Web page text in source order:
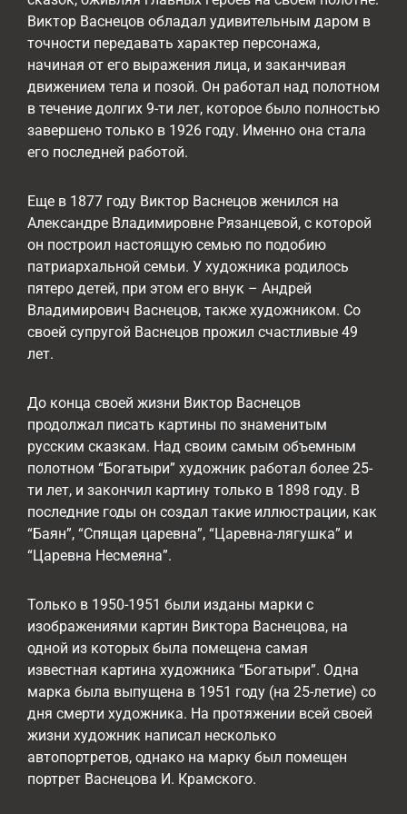
Виктор Васнецов обладал удивительным даром в
точности передавать характер персонажа,
начиная от его выражения лица, и заканчивая
движением тела и позой. Он работал над полотном
в течение долгих 9-ти лет, которое было полностью
завершено только в 1926 году. Именно она стала
его последней работой.
Еще в 1877 году Виктор Васнецов женился на
Александре Владимировне Рязанцевой, с которой
он построил настоящую семью по подобию
патриархальной семьи. У художника родилось
пятеро детей, при этом его внук – Андрей
Владимирович Васнецов, также художником. Со
своей супругой Васнецов прожил счастливые 49
лет.
До конца своей жизни Виктор Васнецов
продолжал писать картины по знаменитым
русским сказкам. Над своим самым объемным
полотном “Богатыри” художник работал более 25-
ти лет, и закончил картину только в 1898 году. В
последние годы он создал такие иллюстрации, как
“Баян”, “Спящая царевна”, “Царевна-лягушка” и
“Царевна Несмеяна”.
Только в 1950-1951 были изданы марки с
изображениями картин Виктора Васнецова, на
одной из которых была помещена самая
известная картина художника “Богатыри”. Одна
марка была выпущена в 1951 году (на 25-летие) со
дня смерти художника. На протяжении всей своей
жизни художник написал несколько
автопортретов, однако на марку был помещен
портрет Васнецова И. Крамского.